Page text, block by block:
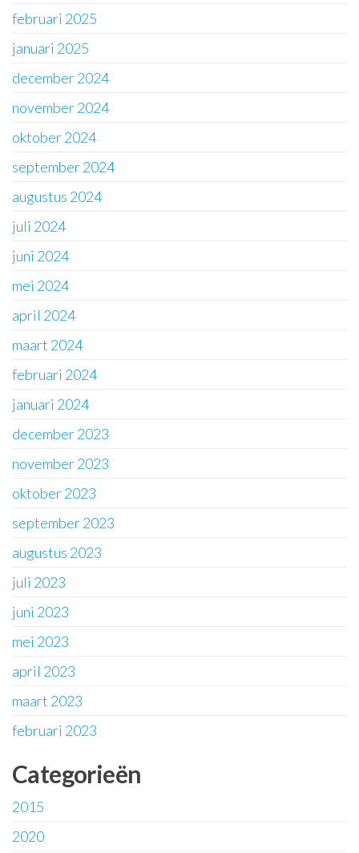
februari 2025
januari 2025
december 2024
november 2024
oktober 2024
september 2024
augustus 2024
juli 2024
juni 2024
mei 2024
april 2024
maart 2024
februari 2024
januari 2024
december 2023
november 2023
oktober 2023
september 2023
augustus 2023
juli 2023
juni 2023
mei 2023
april 2023
maart 2023
februari 2023
Categorieën
2015
2020